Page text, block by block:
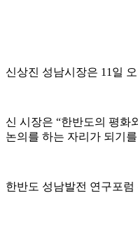
신상진 성남시장은 11일
신 시장은 “한반도의 평화
논의를 하는 자리가 되기
한반도 성남발전 연구포